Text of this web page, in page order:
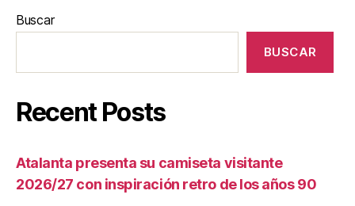
Buscar
BUSCAR
Recent Posts
Atalanta presenta su camiseta visitante
2026/27 con inspiración retro de los años 90